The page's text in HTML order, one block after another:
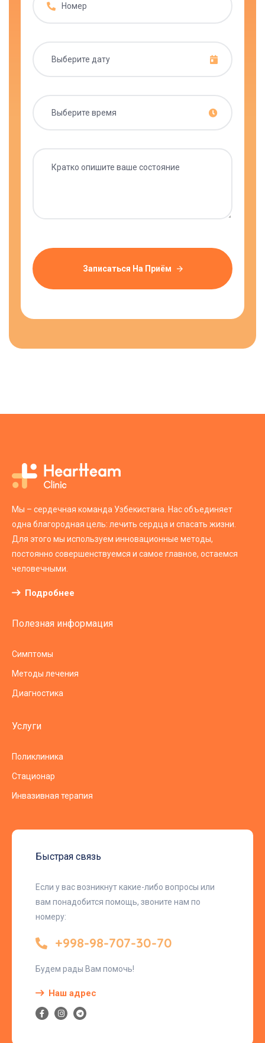
Записаться На Приём
Мы – сердечная команда Узбекистана. Нас объединяет
одна благородная цель: лечить сердца и спасать жизни.
Для этого мы используем инновационные методы,
постоянно совершенствуемся и самое главное, остаемся
человечными.
Подробнее
Полезная информация
Симптомы
Методы лечения
Диагностика
Услуги
Поликлиника
Стационар
Инвазивная терапия
Быстрая связь
Если у вас возникнут какие-либо вопросы или
вам понадобится помощь, звоните нам по
номеру:
+998-98-707-30-70
Будем рады Вам помочь!
Наш адрес